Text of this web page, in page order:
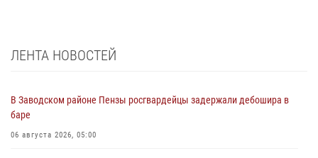
ЛЕНТА НОВОСТЕЙ
В Заводском районе Пензы росгвардейцы задержали дебошира в
баре
06 августа 2026, 05:00